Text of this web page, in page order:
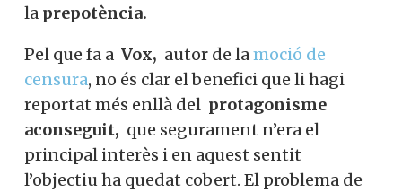
la prepotència.
Pel que fa a Vox, autor de lamoció de
censura, no és clar el benefici que li hagi
reportat més enllà del protagonisme
aconseguit, que segurament n’era el
principal interès i en aquest sentit
l’objectiu ha quedat cobert. El problema de